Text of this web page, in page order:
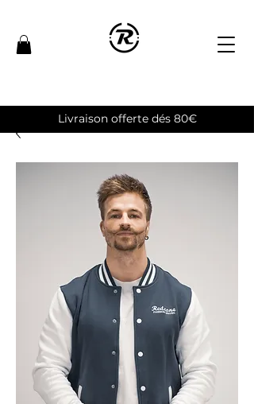
Livraison offerte dés 80€